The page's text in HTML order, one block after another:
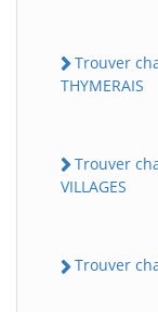
Trouver
THYMERAIS
Trouver
VILLAGES
Trouver